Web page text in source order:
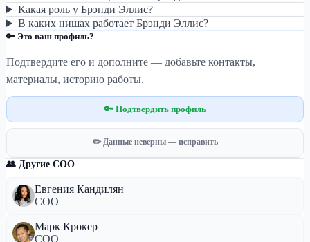
Какая роль у Брэнди Эллис?
В каких нишах работает Брэнди Эллис?
🔑 Это ваш профиль?
Подтвердите его и дополните — добавьте контакты,
материалы, историю работы.
🔑 Подтвердить профиль
✏️ Данные неверны — исправить
👥 Другие COO
Евгения Кандилян
COO
Марк Крокер
COO